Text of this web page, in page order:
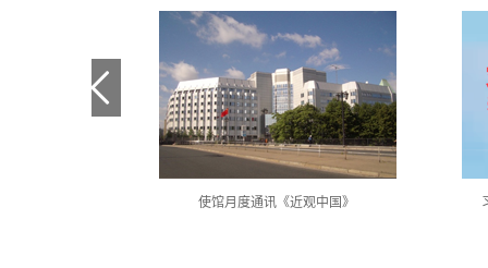
使馆月度通讯《近观中国》